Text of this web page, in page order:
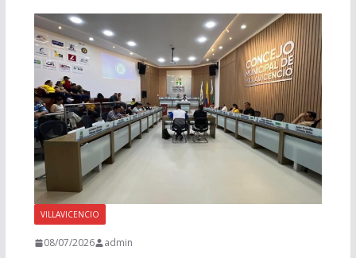
VILLAVICENCIO
08/07/2026 admin